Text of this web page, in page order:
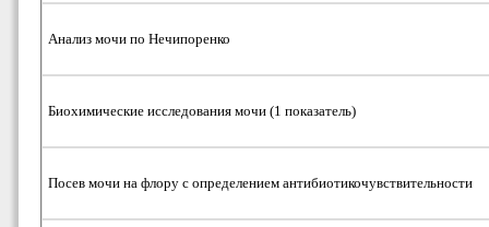
Анализ мочи по Нечипоренко
Биохимические исследования мочи (1 показатель)
Посев мочи на флору с определением антибиотикочувствительности